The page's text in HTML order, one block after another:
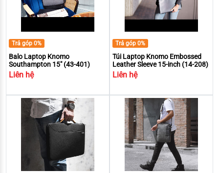
Trả góp 0%
Balo Laptop Knomo
Southampton 15" (43-401)
Liên hệ
Trả góp 0%
Túi Laptop Knomo Embossed
Leather Sleeve 15-inch (14-208)
Liên hệ